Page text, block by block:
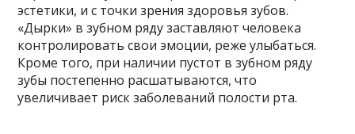
эстетики, и с точки зрения здоровья зубов.
«Дырки» в зубном ряду заставляют человека
контролировать свои эмоции, реже улыбаться.
Кроме того, при наличии пустот в зубном ряду
зубы постепенно расшатываются, что
увеличивает риск заболеваний полости рта.